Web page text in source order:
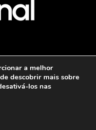
0001-60- Todos direitos
a melhor
descobrir mais sobre
los nas